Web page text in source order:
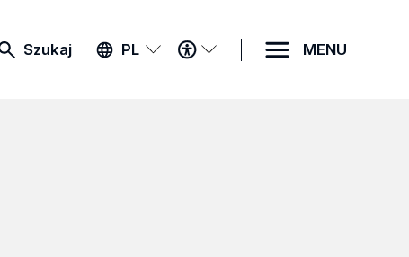
Szukaj PL
MENU
DOSTĘPNOŚCI
MENU